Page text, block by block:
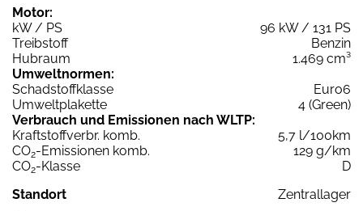
Motor:
kW / PS
96 kW / 131 PS
Treibstoff
Benzin
Hubraum
1.469 cm³
Umweltnormen:
Schadstoffklasse
Euro6
Umweltplakette
4 (Green)
Verbrauch und Emissionen nach WLTP:
Kraftstoffverbr. komb.
5,7 l/100km
CO2-Emissionen komb.
129 g/km
CO2-Klasse
D
Standort
Zentrallager